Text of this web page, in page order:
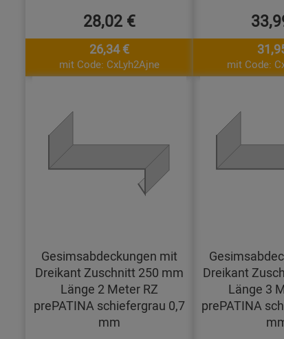
28,02 €
26,34 €
mit Code: CxLyh2Ajne mit Code:
Gesimsabdeckungen mit
Dreikant Zuschnitt 250 mm
Länge 2 Meter RZ
prePATINA schiefergrau 0,7
mm
Dreikant
Länge 3
prePATINA